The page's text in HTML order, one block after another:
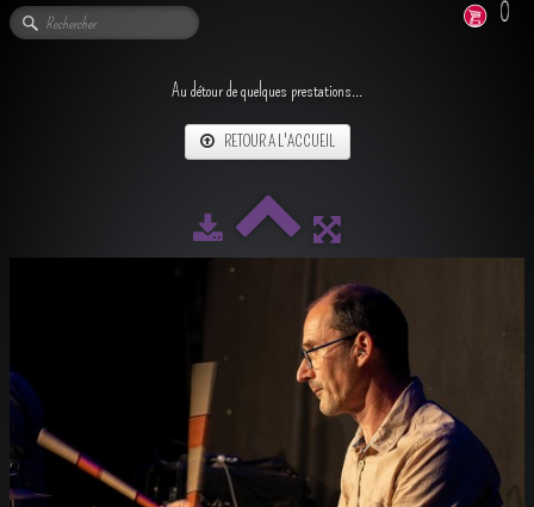
0
Au détour de quelques prestations...
RETOUR A L'ACCUEIL